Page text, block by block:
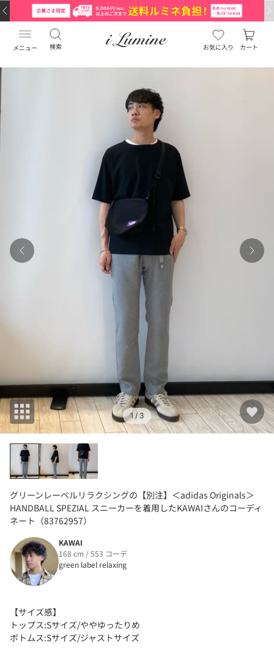
メニュー 検索 お気に入り カート
1 / 3
グリーンレーベルリラクシングの【別注】＜adidas Originals＞
HANDBALL SPEZIAL スニーカーを着用したKAWAIさんのコーディ
ネート（83762957）
KAWAI
168 cm / 553 コーデ
green label relaxing
【サイズ感】
トップス:Sサイズ/ややゆったりめ
ボトムス:Sサイズ/ジャストサイズ